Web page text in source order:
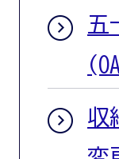
五
収